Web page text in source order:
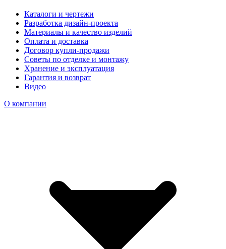
Каталоги и чертежи
Разработка дизайн-проекта
Материалы и качество изделий
Оплата и доставка
Договор купли-продажи
Советы по отделке и монтажу
Хранение и эксплуатация
Гарантия и возврат
Видео
О компании